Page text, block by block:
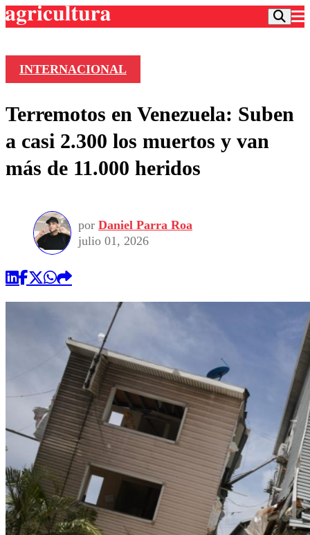
Frecuencias
Agricultura TV
Deportes
Colo Colo
Seleccion Chilena
Torneo Internacional
Universidad de Chile
Entretención
Economía
Internacional
Sustentabilidad
Publicaciones en medios
Opinión
INTERNACIONAL
Terremotos en Venezuela: Suben
a casi 2.300 los muertos y van
más de 11.000 heridos
por Daniel Parra Roa
julio 01, 2026